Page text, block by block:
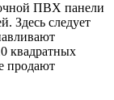
ПВХ панели
Здесь следует
квадратных
продают